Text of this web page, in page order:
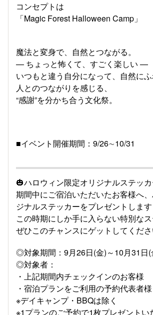
コンセプトは
「Magic Forest Halloween Camp」
魔法と変身で、自然とつながる。
— ちょっと怖くて、すごく楽しい —
いつもと違う自分になって、自然にふ
人とのつながりを感じる、
“感謝”を分かち合う文化祭。
■イベント開催期間：9/26∼10/31
🎃ハロウィン限定オリジナルステッカ
期間中にご宿泊いただいたお客様へ
ジナルステッカーをプレゼントします
この時期にしか手に入らない特別なス
ぜひこのチャンスにゲットしてくださ
◎対象期間：9月26日(金)～10月31日(
◎対象者：
・上記期間内チェックインのお客様
・宿泊プランをご利用の予約代表者様
※デイキャンプ・BBQは除く
※1プランのご予約で1枚プレゼントい